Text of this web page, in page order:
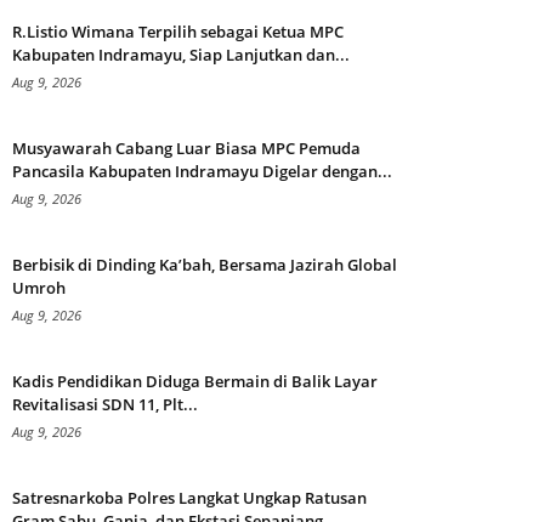
R.Listio Wimana Terpilih sebagai Ketua MPC
Kabupaten Indramayu, Siap Lanjutkan dan...
Aug 9, 2026
Musyawarah Cabang Luar Biasa MPC Pemuda
Pancasila Kabupaten Indramayu Digelar dengan...
Aug 9, 2026
Berbisik di Dinding Ka’bah, Bersama Jazirah Global
Umroh
Aug 9, 2026
Kadis Pendidikan Diduga Bermain di Balik Layar
Revitalisasi SDN 11, Plt...
Aug 9, 2026
Satresnarkoba Polres Langkat Ungkap Ratusan